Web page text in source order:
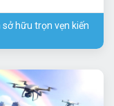
hữu trọn vẹn kiến